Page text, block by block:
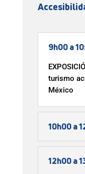
9h00 a
turismo
México
10h00 a
12h00 a